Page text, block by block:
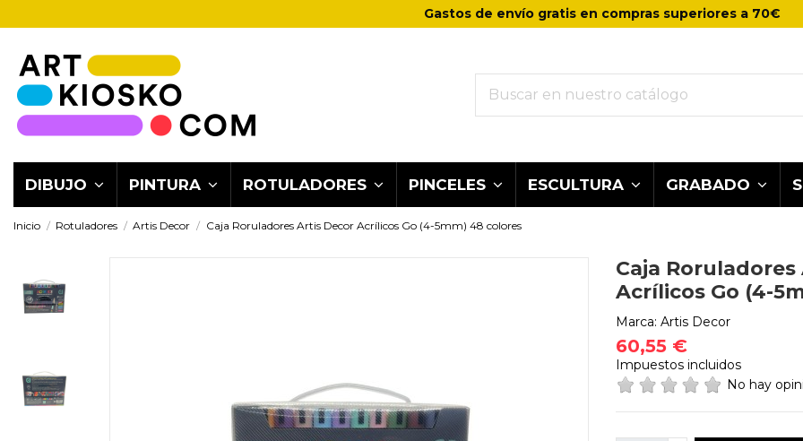
Gastos de envío gratis en compras superiores a 70€
DIBUJO PINTURA ROTULADORES PINCELES ESCULTURA GRABADO
Inicio Rotuladores Artis Decor Caja Roruladores Artis Decor Acrílicos Go (4-5mm) 48 colores
Caja
Acrílicos Go (4-
Marca: Artis Decor
60,55 €
Impuestos incluidos
No hay